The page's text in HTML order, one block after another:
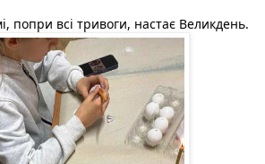
попри всі тривоги, настає Великдень.